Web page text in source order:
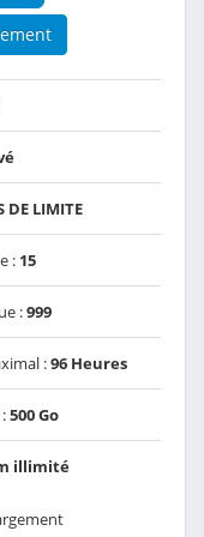
DE LIMITE
: 15
:999
:96 Heures
500 Go
illimité